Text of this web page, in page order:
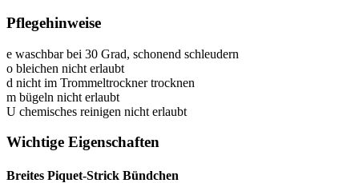
Pflegehinweise
e waschbar bei 30 Grad, schonend schleudern
o bleichen nicht erlaubt
d nicht im Trommeltrockner trocknen
m bügeln nicht erlaubt
U chemisches reinigen nicht erlaubt
Wichtige Eigenschaften
Breites Piquet-Strick Bündchen